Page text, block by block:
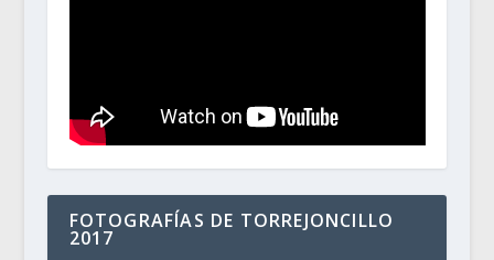
FOTOGRAFÍAS DE TORREJONCILLO
2017